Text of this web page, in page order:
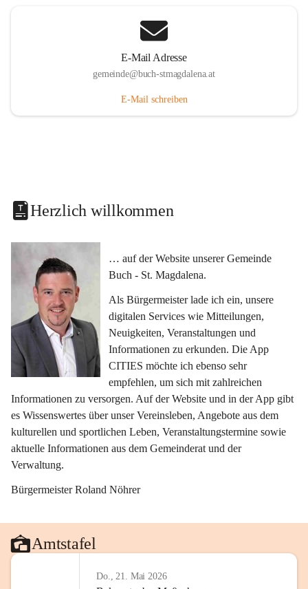
E-Mail Adresse
gemeinde@buch-stmagdalena.at
E-Mail schreiben
Herzlich willkommen
… auf der Website unserer Gemeinde
Buch - St. Magdalena.
Als Bürgermeister lade ich ein, unsere
digitalen Services wie Mitteilungen,
Neuigkeiten, Veranstaltungen und
Informationen zu erkunden. Die App
CITIES möchte ich ebenso sehr
empfehlen, um sich mit zahlreichen
Informationen zu versorgen. Auf der Website und in der App gibt
es Wissenswertes über unser Vereinsleben, Angebote aus dem
kulturellen und sportlichen Leben, Veranstaltungstermine sowie
aktuelle Informationen aus dem Gemeinderat und der
Verwaltung.
Bürgermeister Roland Nöhrer
Amtstafel
Do., 21. Mai 2026